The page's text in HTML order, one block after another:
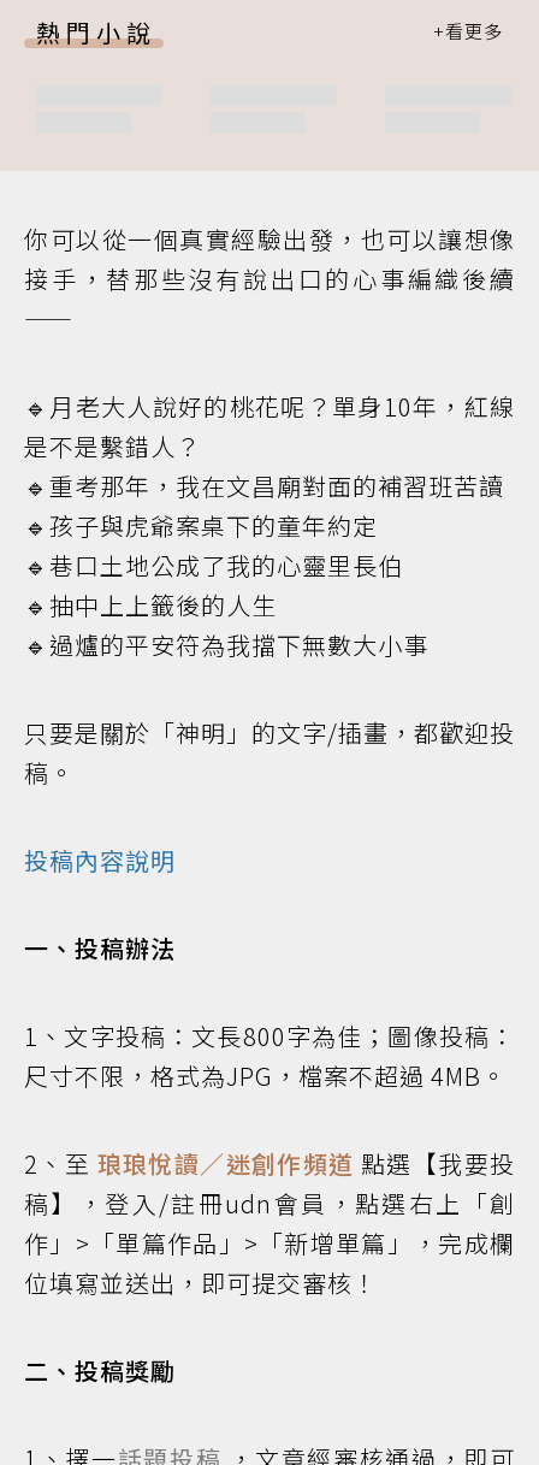
熱門小說
你可以從一個真實經驗出發，也可以讓想像
接手，替那些沒有說出口的心事編織後續
——
🔹月老大人說好的桃花呢？單身10年，紅線
是不是繫錯人？
🔹重考那年，我在文昌廟對面的補習班苦讀
🔹孩子與虎爺案桌下的童年約定
🔹巷口土地公成了我的心靈里長伯
🔹抽中上上籤後的人生
🔹過爐的平安符為我擋下無數大小事
只要是關於「神明」的文字/插畫，都歡迎投
稿。
投稿內容說明
一、投稿辦法
1、文字投稿：文長800字為佳；圖像投稿：
尺寸不限，格式為JPG，檔案不超過 4MB。
2、至 琅琅悅讀／迷創作頻道 點選【我要投
稿】，登入/註冊udn會員，點選右上「創
作」>「單篇作品」>「新增單篇」，完成欄
位填寫並送出，即可提交審核！
二、投稿獎勵
1、擇一話題投稿 ，文章經審核通過，即可